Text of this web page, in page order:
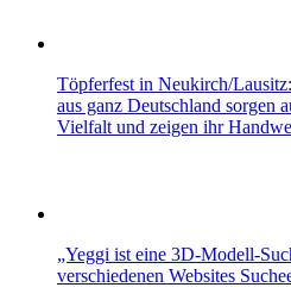
Töpferfest in Neukirch/
aus ganz Deutschland sorgen
Vielfalt und zeigen ihr
„Yeggi ist eine 3D-Modell-
verschiedenen Websites